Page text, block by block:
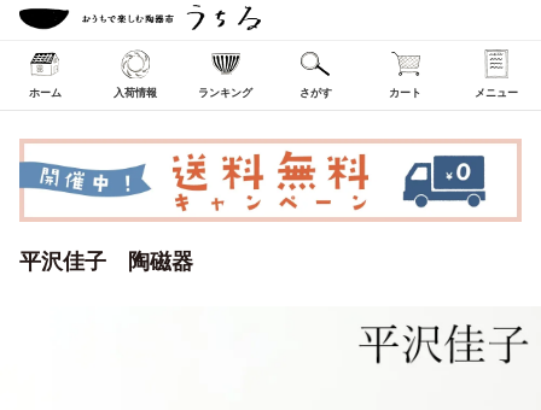
ホーム 入荷情報 ランキング さがす カート メニュー
平沢佳子 陶磁器